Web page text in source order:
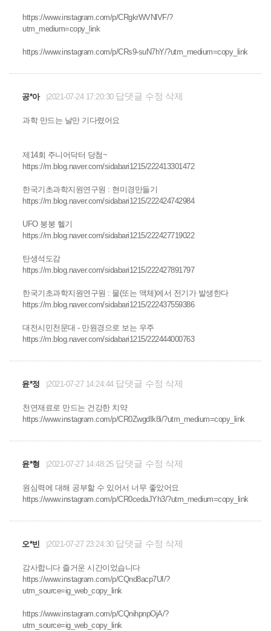
https://www.instagram.com/p/CRgkrWVNlVF/?
utm_medium=copy_link
https://www.instagram.com/p/CRs9-suN7hY/?utm_medium=copy_link
공*아 2021-07-24 17:20:30 답댓글 수정 삭제
과학 만드는 날만 기다렸어요
제14회 주니어닥터 당첨~
https://m.blog.naver.com/sidabari1215/222413301472
한국기초과학지원연구원 : 현미경만들기
https://m.blog.naver.com/sidabari1215/222424742984
UFO 붕붕 헬기
https://m.blog.naver.com/sidabari1215/222427719022
탄생석도감
https://m.blog.naver.com/sidabari1215/222427891797
한국기초과학지원연구원 : 물(또는 액체)에서 전기가 발생한다
https://m.blog.naver.com/sidabari1215/222437559386
대전시민천문대 - 만원경으로 보는 우주
https://m.blog.naver.com/sidabari1215/222444000763
윤*정 2021-07-27 14:24:44 답댓글 수정 삭제
천연재료로 만드는 건강한 치약
https://www.instagram.com/p/CR0ZwgdIk8i/?utm_medium=copy_link
윤*형 2021-07-27 14:48:25 답댓글 수정 삭제
원심력에 대해 공부할 수 있어서 너무 좋았어요
https://www.instagram.com/p/CR0cedaJYh3/?utm_medium=copy_link
오*빈 2021-07-27 23:24:30 답댓글 수정 삭제
감사합니다 즐거운 시간이었습니다
https://www.instagram.com/p/CQnd8acp7UI/?
utm_source=ig_web_copy_link
https://www.instagram.com/p/CQnihpnpOjA/?
utm_source=ig_web_copy_link